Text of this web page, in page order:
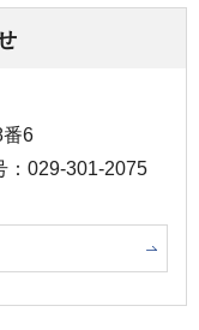
番6
：029-301-2075